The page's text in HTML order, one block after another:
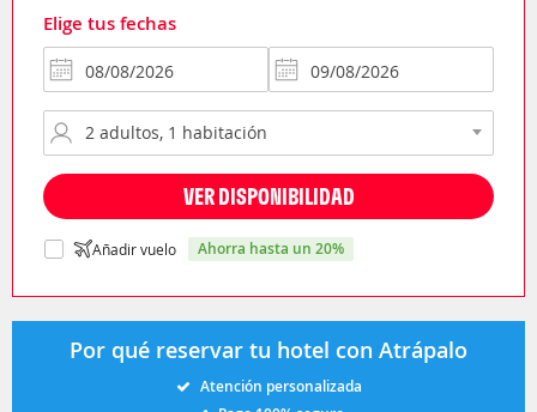
Elige tus fechas
VER DISPONIBILIDAD
Añadir vuelo ahorra hasta un 20%
Por qué reservar tu hotel con Atrápalo
Atención personalizada